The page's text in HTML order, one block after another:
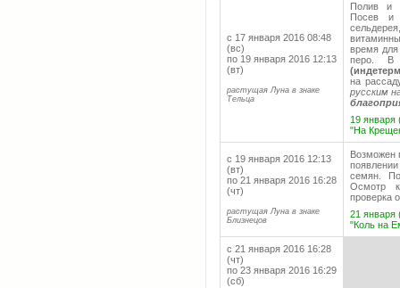
с 17 января 2016 08:48
(вс)
по 19 января 2016 12:13
(вт)
растущая Луна в знаке
Тельца
Полив и
Посев и
время для
перо. В
на
русским
19 января
"На
с 19 января 2016 12:13
(вт)
по 21 января 2016 16:28
(чт)
растущая Луна в знаке
Близнецов
Возможен
семян.
Осмотр
проверка
21 января
"Коль на
с 21 января 2016 16:28
(чт)
по 23 января 2016 16:29
(сб)